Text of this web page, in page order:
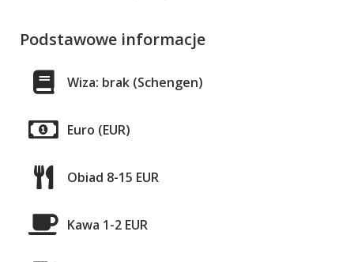
Podstawowe informacje
Wiza: brak (Schengen)
Euro (EUR)
Obiad 8-15 EUR
Kawa 1-2 EUR